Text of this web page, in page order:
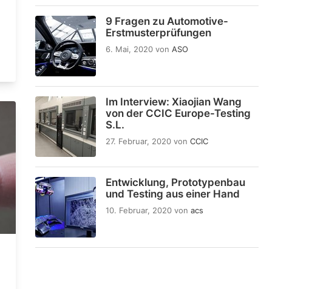
9 Fragen zu Automotive-
Erstmusterprüfungen
6. Mai, 2020 von ASO
Im Interview: Xiaojian Wang
von der CCIC Europe-Testing
S.L.
27. Februar, 2020 von CCIC
Entwicklung, Prototypenbau
und Testing aus einer Hand
10. Februar, 2020 von acs